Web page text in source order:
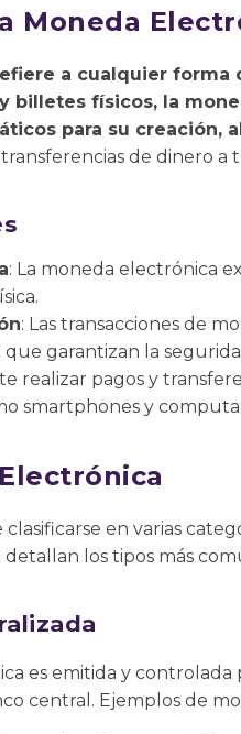
Moneda
a cualquier
billetes físicos, la
para su creación,
de dinero
: La moneda electrónica
: Las transacciones de
garantizan la
realizar pagos y
smartphones y
en varias
los tipos más
es emitida y
central. Ejemplos de